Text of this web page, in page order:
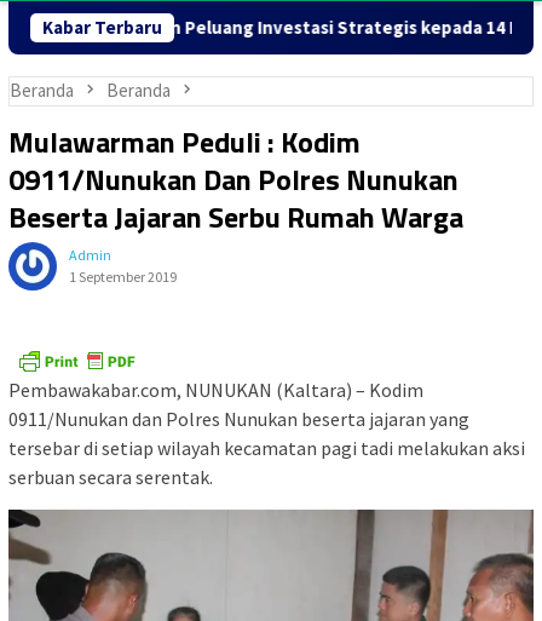
Kabar Terbaru
Peluang Investasi Strategis kepada 14 Duta Besar
Beranda Beranda
Mulawarman Peduli : Kodim
0911/Nunukan Dan Polres Nunukan
Beserta Jajaran Serbu Rumah Warga
Admin
1 September 2019
Pembawakabar.com, NUNUKAN (Kaltara) – Kodim
0911/Nunukan dan Polres Nunukan beserta jajaran yang
tersebar di setiap wilayah kecamatan pagi tadi melakukan aksi
serbuan secara serentak.